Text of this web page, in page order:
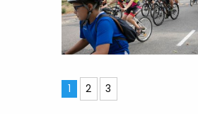
1 2 3